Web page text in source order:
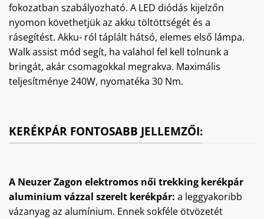
fokozatban szabályozható. A LED diódás kijelzőn
nyomon követhetjük az akku töltöttségét és a
rásegítést. Akku- ról táplált hátsó, elemes első lámpa.
Walk assist mód segít, ha valahol fel kell tolnunk a
bringát, akár csomagokkal megrakva. Maximális
teljesítménye 240W, nyomatéka 30 Nm.
KERÉKPÁR FONTOSABB JELLEMZŐI:
A Neuzer Zagon elektromos női trekking kerékpár
aluminium vázzal szerelt kerékpár: a leggyakoribb
vázanyag az alumínium. Ennek sokféle ötvözetét